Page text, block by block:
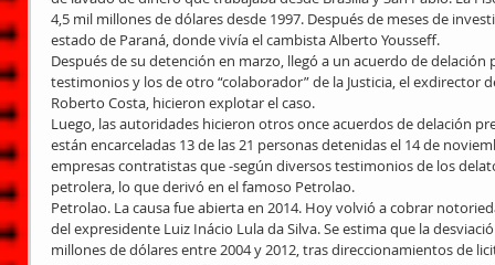
4,5 mil millones de dólares desde 1997. Después de meses de
estado de Paraná, donde vivía el cambista Alberto Yousseff.
Después de su detención en marzo, llegó a un acuerdo de delación
testimonios y los de otro “colaborador” de la Justicia, el exdirector
Roberto Costa, hicieron explotar el caso.
Luego, las autoridades hicieron otros once acuerdos de delación
están encarceladas 13 de las 21 personas detenidas el 14 de
empresas contratistas que -según diversos testimonios de los
petrolera, lo que derivó en el famoso Petrolao.
Petrolao. La causa fue abierta en 2014. Hoy volvió a cobrar
del expresidente Luiz Inácio Lula da Silva. Se estima que la
millones de dólares entre 2004 y 2012, tras direccionamientos de